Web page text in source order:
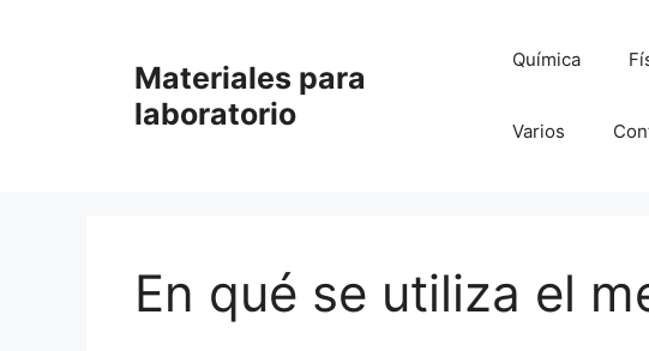
Materiales para
laboratorio
Química
Varios
En qué se utiliza el